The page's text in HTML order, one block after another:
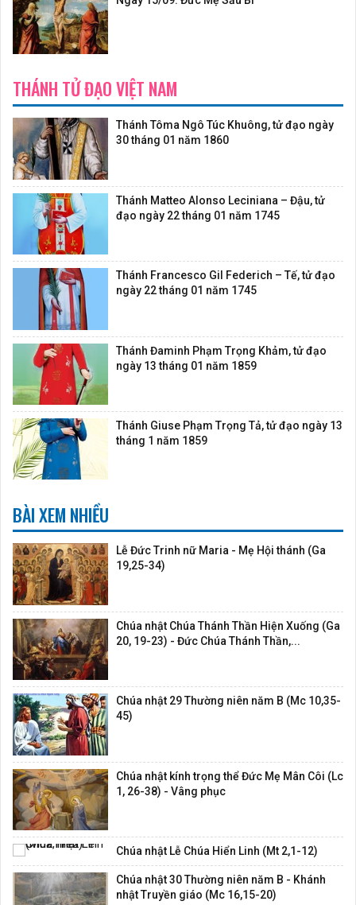
THÁNH TỬ ĐẠO VIỆT NAM
Thánh Tôma Ngô Túc Khuông, tử đạo ngày
30 tháng 01 năm 1860
Thánh Matteo Alonso Leciniana – Đậu, tử
đạo ngày 22 tháng 01 năm 1745
Thánh Francesco Gil Federich – Tế, tử đạo
ngày 22 tháng 01 năm 1745
Thánh Đaminh Phạm Trọng Khảm, tử đạo
ngày 13 tháng 01 năm 1859
Thánh Giuse Phạm Trọng Tả, tử đạo ngày 13
tháng 1 năm 1859
BÀI XEM NHIỀU
Lễ Đức Trinh nữ Maria - Mẹ Hội thánh (Ga
19,25-34)
Chúa nhật Chúa Thánh Thần Hiện Xuống (Ga
20, 19-23) - Đức Chúa Thánh Thần,...
Chúa nhật 29 Thường niên năm B (Mc 10,35-
45)
Chúa nhật kính trọng thể Đức Mẹ Mân Côi (Lc
1, 26-38) - Vâng phục
Chúa nhật Lễ Chúa Hiển Linh (Mt 2,1-12)
Chúa nhật 30 Thường niên năm B - Khánh
nhật Truyền giáo (Mc 16,15-20)